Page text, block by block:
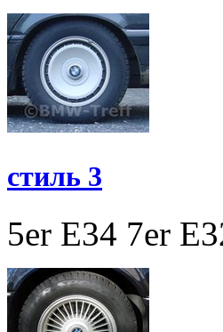
стиль 3
5er E34 7er